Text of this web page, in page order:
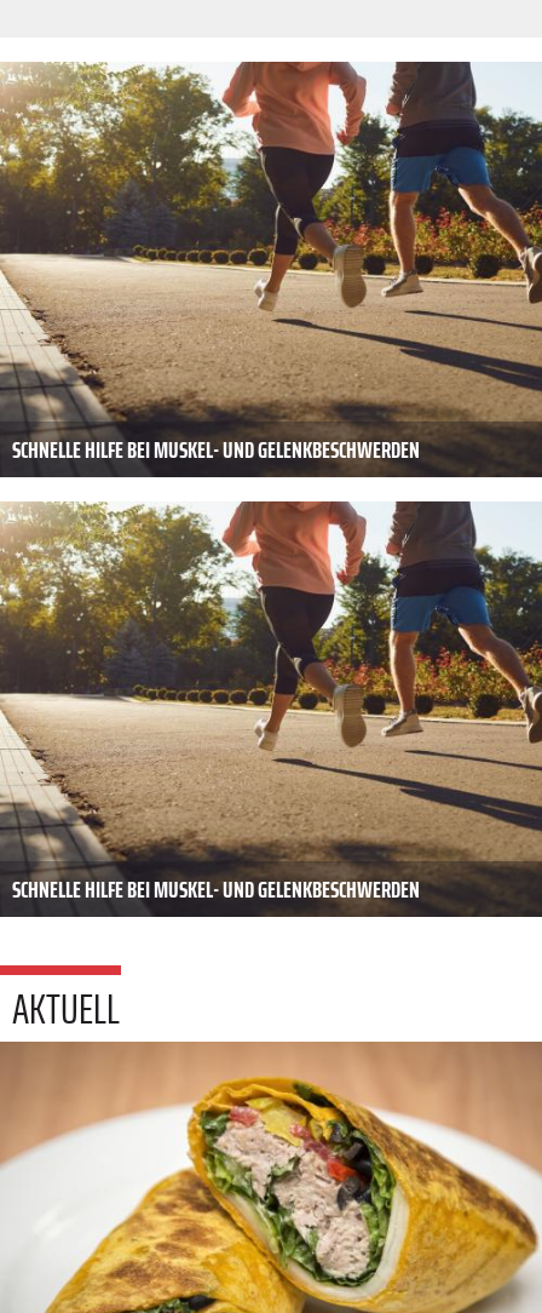
SCHNELLE HILFE BEI MUSKEL- UND GELENKBESCHWERDEN
SCHNELLE HILFE BEI MUSKEL- UND GELENKBESCHWERDEN
AKTUELL